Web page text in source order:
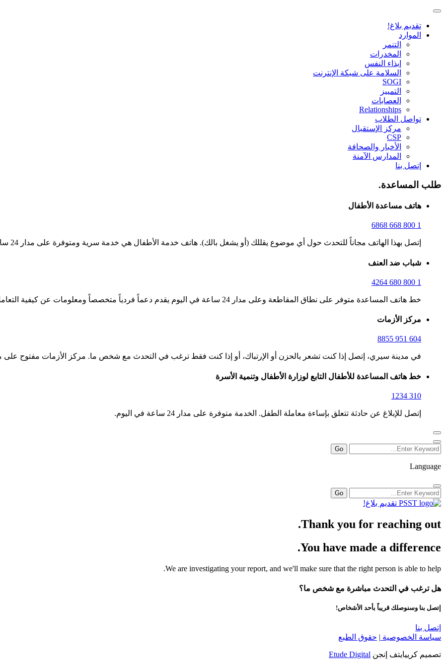
تقديم بلاغ!
الموارد
التنمر
المخدرات
إيذاء النفس
السلامة على شبكة الإنترنت
SOGI
التمييز
العصابات
Relationships
تواصل الطلاب
مركز الإستقبال
CSP
الأخبار والصحافة
المدارس الآمنة
إتصل بنا
طلب المساعدة.
هاتف مساعدة الأطفال
1 800 668 6868
إتصل بهذا الهاتف مجاناً للتحدث حول أي موضوع يقللك (أو يشغل بالك). هاتف خدمة الأطفال هي خدمة سرية ومتوفرة على مدار 24 ساعة في اليوم.
شباب ضد العنف
1 800 680 4264
خط هاتف المساعدة متوفر على نطاق المقاطعة وعلى مدار 24 ساعة في اليوم يقدم دعماً فردياً متخصصاً ومعلومات عن كيفية التعامل مع العنف أو الجريمة.
مركز الأزمات
604 951 8855
في مدينة سيري، إتصل إذا كنت تشعر بالحزن أو الإرتباك، أو إذا كنت فقط ترغب في التحدث مع شخص ما. مركز الأزمات مفتوح على مدار 24 ساعة في
خط هاتف المساعدة للأطفال التابع لوزارة الأطفال وتنمية الأسرة
310 1234
إتصل للإبلاغ عن حادثة تتعلق بإساءة معاملة الطفل. الخدمة متوفرة على مدار 24 ساعة في اليوم.
Language
تقديم بلاغ!
Thank you for reaching out.
You have made a difference.
We are investigating your report, and we'll make sure that the right person is able to help.
هل ترغب في التحدث مباشرة مع شخص ما؟
إتصل بنا وسنوصلك قريباً بأحد الأشخاص!
إتصل بنا
سياسة الخصوصية | حقوق الطبع
تصميم كرييايتف إنجن Etude Digital